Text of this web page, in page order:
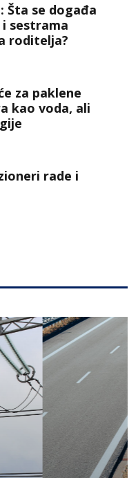
Šta se događa
sestrama
roditelja?
za paklene
kao voda, ali
rade i